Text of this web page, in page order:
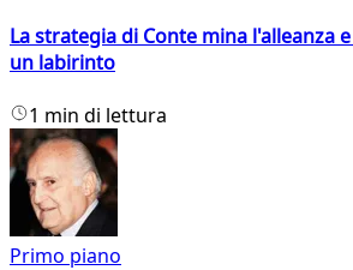
La strategia di Conte mina l'alleanza
un labirinto
1 min di lettura
Primo piano